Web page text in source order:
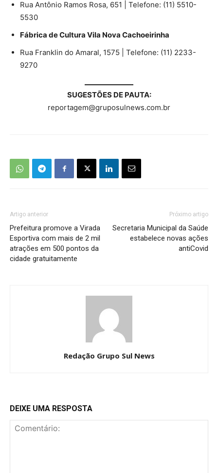
Rua Antônio Ramos Rosa, 651 | Telefone: (11) 5510-
5530
Fábrica de Cultura Vila Nova Cachoeirinha
Rua Franklin do Amaral, 1575 | Telefone: (11) 2233-
9270
SUGESTÕES DE PAUTA:
reportagem@gruposulnews.com.br
Artigo anterior
Prefeitura promove a Virada
Esportiva com mais de 2 mil
atrações em 500 pontos da
cidade gratuitamente
Próximo artigo
Secretaria Municipal da Saúde
estabelece novas ações
antiCovid
Redação Grupo Sul News
DEIXE UMA RESPOSTA